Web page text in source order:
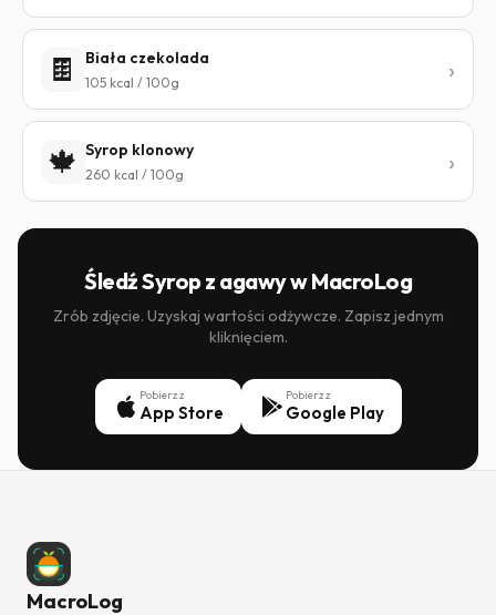
🍫 Biała czekolada
105 kcal / 100g
🍁 Syrop klonowy
260 kcal / 100g
Śledź Syrop z agawy w MacroLog
Zrób zdjęcie. Uzyskaj wartości odżywcze. Zapisz jednym
kliknięciem.
Pobierz z
App Store
Pobierz z
Google Play
MacroLog